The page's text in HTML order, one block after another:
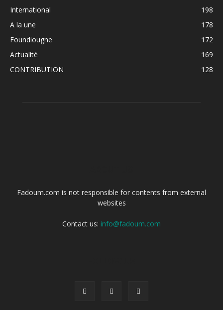
International
198
A la une
178
Foundiougne
172
Actualité
169
CONTRIBUTION
128
Fadoum.com is not responsible for contents from external
websites
Contact us: info@fadoum.com